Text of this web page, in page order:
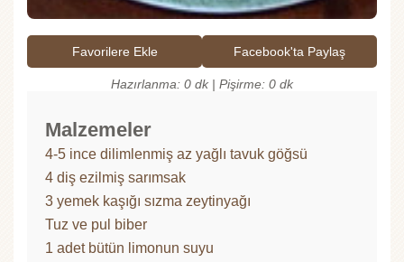
Favorilere Ekle Facebook'ta Paylaş
Hazırlanma: 0 dk | Pişirme: 0 dk
Malzemeler
4-5 ince dilimlenmiş az yağlı tavuk göğsü
4 diş ezilmiş sarımsak
3 yemek kaşığı sızma zeytinyağı
Tuz ve pul biber
1 adet bütün limonun suyu